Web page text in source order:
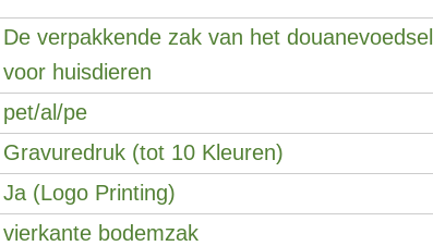
De verpakkende zak van het douanevoedsel
voor huisdieren
pet/al/pe
Gravuredruk (tot 10 Kleuren)
Ja (Logo Printing)
vierkante bodemzak